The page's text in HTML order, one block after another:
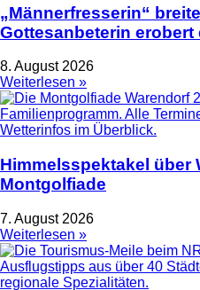
„Männerfresserin“
Gottesanbeterin erobert
8. August 2026
Weiterlesen »
Himmelsspektakel über
Montgolfiade
7. August 2026
Weiterlesen »